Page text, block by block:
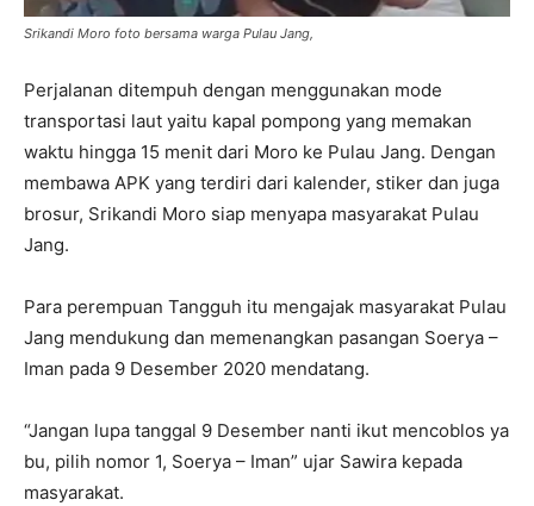
Srikandi Moro foto bersama warga Pulau Jang,
Perjalanan ditempuh dengan menggunakan mode
transportasi laut yaitu kapal pompong yang memakan
waktu hingga 15 menit dari Moro ke Pulau Jang. Dengan
membawa APK yang terdiri dari kalender, stiker dan juga
brosur, Srikandi Moro siap menyapa masyarakat Pulau
Jang.
Para perempuan Tangguh itu mengajak masyarakat Pulau
Jang mendukung dan memenangkan pasangan Soerya –
Iman pada 9 Desember 2020 mendatang.
“Jangan lupa tanggal 9 Desember nanti ikut mencoblos ya
bu, pilih nomor 1, Soerya – Iman” ujar Sawira kepada
masyarakat.